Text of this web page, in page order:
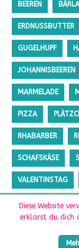
BEEREN
ERDNUSSBUTTER
GUGELHUPF
JOHANNISBEEREN
MARMELADE
PIZZA
RHABARBER
SCHAFSKÄSE
VALENTINSTAG
ZUCCHINI
Diese Website
erklärst du dich